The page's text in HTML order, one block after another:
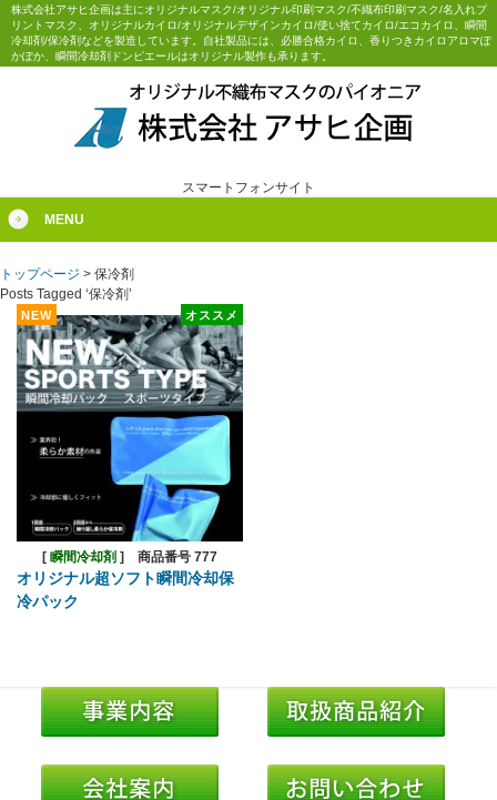
株式会社アサヒ企画は主にオリジナルマスク/オリジナル印刷マスク/不織布印刷マスク/名入れプ
リントマスク、オリジナルカイロ/オリジナルデザインカイロ/使い捨てカイロ/エコカイロ、瞬間
冷却剤/保冷剤などを製造しています。自社製品には、必勝合格カイロ、香りつきカイロアロマぽ
かぽか、瞬間冷却剤ドンピエールはオリジナル製作も承ります。
スマートフォンサイト
MENU
トップページ > 保冷剤
Posts Tagged ‘保冷剤’
NEW オススメ
[ 瞬間冷却剤 ] 商品番号 777
オリジナル超ソフト瞬間冷却保
冷パック